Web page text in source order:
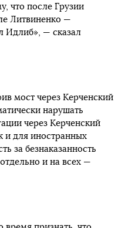
что после Грузии
Литвиненко —
Идлиб», — сказал
мост через Керченский
нарушать
через Керченский
и для иностранных
за безнаказанность
и на всех —